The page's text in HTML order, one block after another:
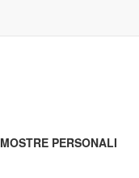
MOSTRE PERSONALI